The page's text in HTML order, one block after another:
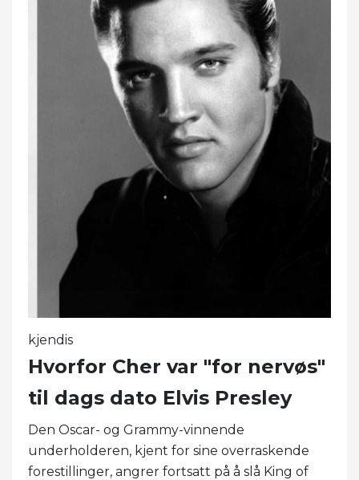
kjendis
Hvorfor Cher var "for nervøs"
til dags dato Elvis Presley
Den Oscar- og Grammy-vinnende
underholderen, kjent for sine overraskende
forestillinger, angrer fortsatt på å slå King of